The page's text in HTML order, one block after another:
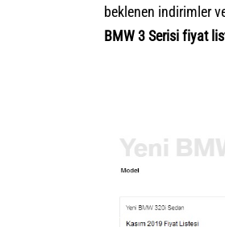
beklenen indirimler
BMW 3 Serisi fiyat